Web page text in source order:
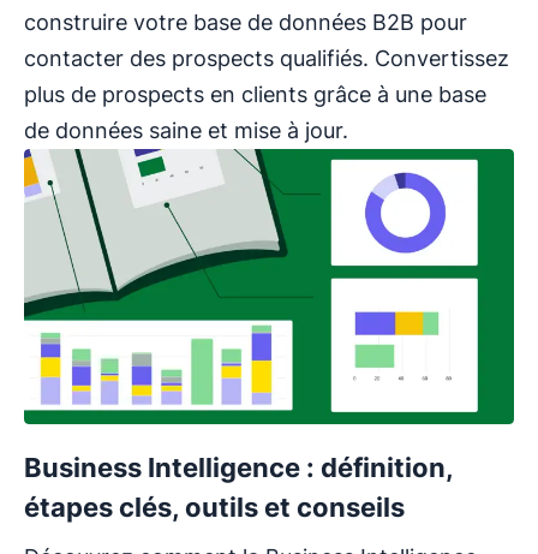
construire votre base de données B2B pour
contacter des prospects qualifiés. Convertissez
plus de prospects en clients grâce à une base
de données saine et mise à jour.
Business Intelligence : définition,
étapes clés, outils et conseils